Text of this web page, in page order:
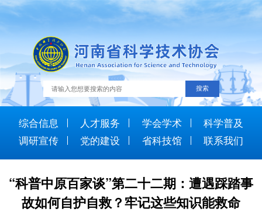
综合信息 人才服务 学会学术
科学普及
调研宣传
党的建设 省科技馆 联系我们
“科普中原百家谈”第二十二期：遭遇踩踏事
故如何自护自救？牢记这些知识能救命